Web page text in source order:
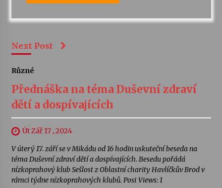
Next Post
Různé
Přednáška na téma Duševní zdraví
dětí a dospívajících
Út Zář 17 , 2024
V úterý 17. září se v Mikádu od 16 hodin uskuteční beseda na
téma Duševní zdraví dětí a dospívajících. Besedu pořádá
nízkoprahový klub Sešlost z Oblastní charity Havlíčkův Brod v
rámci týdne nízkoprahových klubů. Post Views: 1